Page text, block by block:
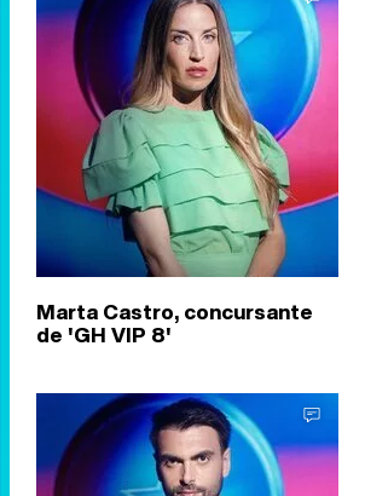
Marta Castro, concursante
de 'GH VIP 8'